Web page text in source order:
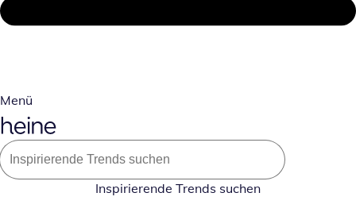
Menü
Inspirierende Trends suchen